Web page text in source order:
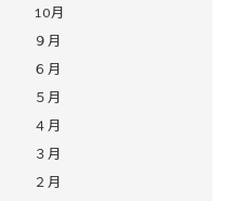
10月
９月
６月
５月
４月
３月
２月